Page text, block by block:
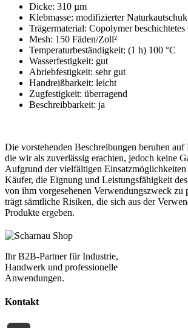
Dicke: 310 µm
Klebmasse: modifizierter Naturkautschuk
Trägermaterial: Copolymer beschichtetes
Mesh: 150 Fäden/Zoll²
Temperaturbeständigkeit: (1 h) 100 °C
Wasserfestigkeit: gut
Abriebfestigkeit: sehr gut
Handreißbarkeit: leicht
Zugfestigkeit: überragend
Beschreibbarkeit: ja
Die vorstehenden Beschreibungen beruhen auf
die wir als zuverlässig erachten, jedoch keine
Aufgrund der vielfältigen Einsatzmöglichkeiten
Käufer, die Eignung und Leistungsfähigkeit
von ihm vorgesehenen Verwendungszweck
trägt sämtliche Risiken, die sich aus der
Produkte ergeben.
Ihr B2B-Partner für Industrie,
Handwerk und professionelle
Anwendungen.
Kontakt